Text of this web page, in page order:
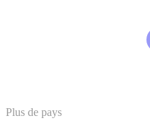
Plus de pays